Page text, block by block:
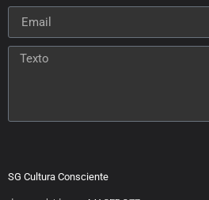
SG Cultura Consciente